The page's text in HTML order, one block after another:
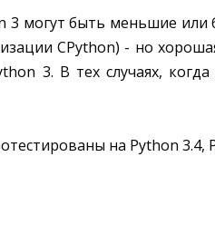
могут быть меньшие или
CPython) - но
3. В тех случаях,
на Python 3.4,